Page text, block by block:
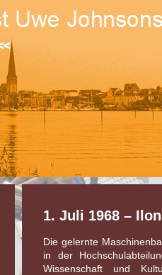
1. Juli 1968 –
Die gelernte
in der
Wissenschaft und